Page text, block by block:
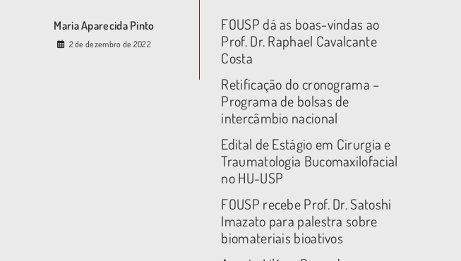
Maria Aparecida Pinto
2 de dezembro de 2022
FOUSP dá as boas-vindas ao
Prof. Dr. Raphael Cavalcante
Costa
Retificação do cronograma –
Programa de bolsas de
intercâmbio nacional
Edital de Estágio em Cirurgia e
Traumatologia Bucomaxilofacial
no HU-USP
FOUSP recebe Prof. Dr. Satoshi
Imazato para palestra sobre
biomateriais bioativos